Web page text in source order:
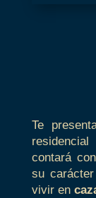
Te
contará
su
vivir en